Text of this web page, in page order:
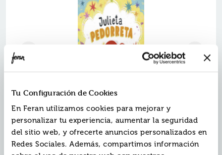
Tu Configuración de Cookies
En Feran utilizamos cookies para mejorar y
personalizar tu experiencia, aumentar la seguridad
del sitio web, y ofrecerte anuncios personalizados en
Redes Sociales. Además, compartimos información
Julieta pedorreta
Ref.ZZO-8599651
ISBN:9788418599651